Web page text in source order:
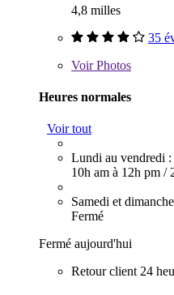
4,8 milles
35
VoirPhotos
Heures normales
Voir tout
Lundi au vendredi :
10h am à 12h pm /
Samedi et
Fermé
Fermé aujourd'hui
Retour client 24